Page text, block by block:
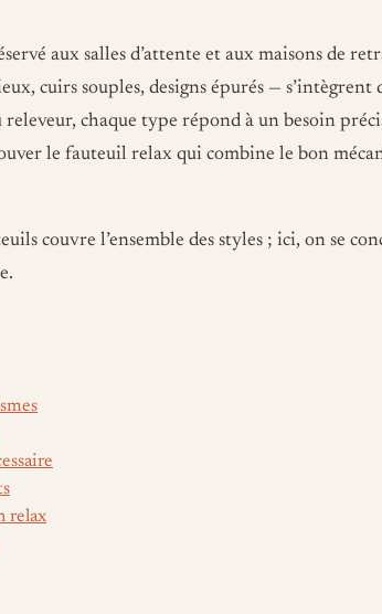
aux salles d’attente et aux maisons de
cuirs souples, designs épurés — s’intègrent
chaque type répond à un besoin
le fauteuil relax qui combine le bon
couvre l’ensemble des styles ; ici, on se
relax